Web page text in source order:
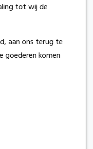
tot wij de
aan ons terug te
goederen komen